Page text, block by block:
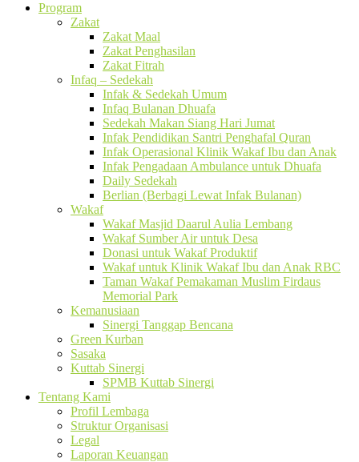
Program
Zakat
Zakat Maal
Zakat Penghasilan
Zakat Fitrah
Infaq – Sedekah
Infak & Sedekah Umum
Infaq Bulanan Dhuafa
Sedekah Makan Siang Hari Jumat
Infak Pendidikan Santri Penghafal Quran
Infak Operasional Klinik Wakaf Ibu dan Anak
Infak Pengadaan Ambulance untuk Dhuafa
Daily Sedekah
Berlian (Berbagi Lewat Infak Bulanan)
Wakaf
Wakaf Masjid Daarul Aulia Lembang
Wakaf Sumber Air untuk Desa
Donasi untuk Wakaf Produktif
Wakaf untuk Klinik Wakaf Ibu dan Anak RBC
Taman Wakaf Pemakaman Muslim Firdaus
Memorial Park
Kemanusiaan
Sinergi Tanggap Bencana
Green Kurban
Sasaka
Kuttab Sinergi
SPMB Kuttab Sinergi
Tentang Kami
Profil Lembaga
Struktur Organisasi
Legal
Laporan Keuangan